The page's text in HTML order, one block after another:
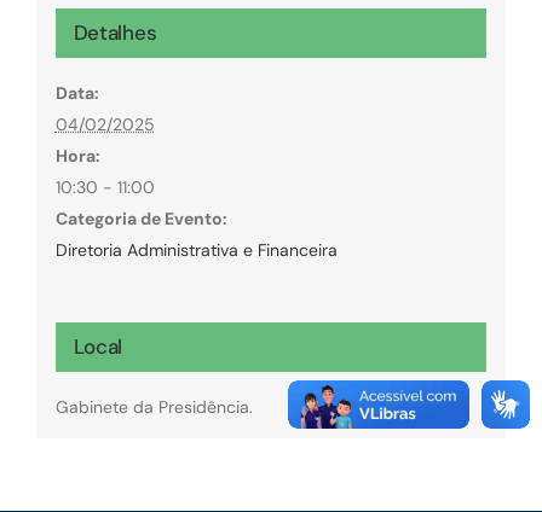
Detalhes
Data:
04/02/2025
Hora:
10:30 - 11:00
Categoria de Evento:
Diretoria Administrativa e Financeira
Local
Gabinete da Presidência.